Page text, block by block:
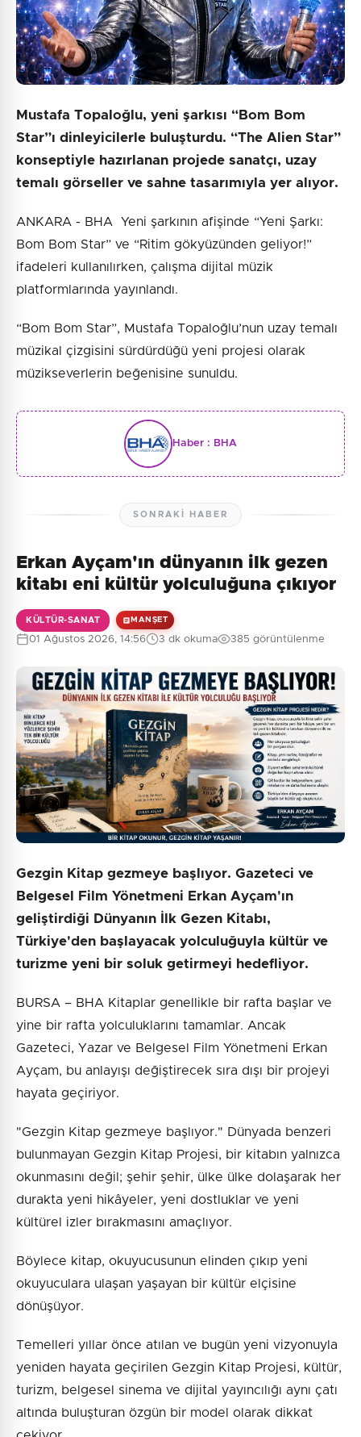
Mustafa Topaloğlu, yeni şarkısı “Bom Bom
Star”ı dinleyicilerle buluşturdu. “The Alien Star”
konseptiyle hazırlanan projede sanatçı, uzay
temalı görseller ve sahne tasarımıyla yer alıyor.
ANKARA - BHA Yeni şarkının afişinde “Yeni Şarkı:
Bom Bom Star” ve “Ritim gökyüzünden geliyor!”
ifadeleri kullanılırken, çalışma dijital müzik
platformlarında yayınlandı.
“Bom Bom Star”, Mustafa Topaloğlu’nun uzay temalı
müzikal çizgisini sürdürdüğü yeni projesi olarak
müzikseverlerin beğenisine sunuldu.
Haber : BHA
SONRAKI HABER
Erkan Ayçam'ın dünyanın ilk gezen
kitabı eni kültür yolculuğuna çıkıyor
KÜLTÜR-SANAT MANŞET
01 Ağustos 2026, 14:56 3 dk okuma 385 görüntülenme
Gezgin Kitap gezmeye başlıyor. Gazeteci ve
Belgesel Film Yönetmeni Erkan Ayçam'ın
geliştirdiği Dünyanın İlk Gezen Kitabı,
Türkiye'den başlayacak yolculuğuyla kültür ve
turizme yeni bir soluk getirmeyi hedefliyor.
BURSA – BHA Kitaplar genellikle bir rafta başlar ve
yine bir rafta yolculuklarını tamamlar. Ancak
Gazeteci, Yazar ve Belgesel Film Yönetmeni Erkan
Ayçam, bu anlayışı değiştirecek sıra dışı bir projeyi
hayata geçiriyor.
"Gezgin Kitap gezmeye başlıyor." Dünyada benzeri
bulunmayan Gezgin Kitap Projesi, bir kitabın yalnızca
okunmasını değil; şehir şehir, ülke ülke dolaşarak her
durakta yeni hikâyeler, yeni dostluklar ve yeni
kültürel izler bırakmasını amaçlıyor.
Böylece kitap, okuyucusunun elinden çıkıp yeni
okuyuculara ulaşan yaşayan bir kültür elçisine
dönüşüyor.
Temelleri yıllar önce atılan ve bugün yeni vizyonuyla
yeniden hayata geçirilen Gezgin Kitap Projesi, kültür,
turizm, belgesel sinema ve dijital yayıncılığı aynı çatı
altında buluşturan özgün bir model olarak dikkat